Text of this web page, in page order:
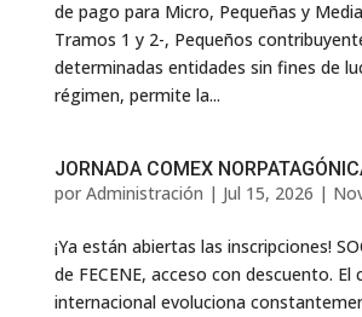
de pago para Micro, Pequeñas y
Tramos 1 y 2-, Pequeños
determinadas entidades sin fines de
régimen, permite la...
JORNADA COMEX
por Administración | Jul 15, 2026 |
¡Ya están abiertas las inscripciones!
de FECENE, acceso con descuento. El
internacional evoluciona